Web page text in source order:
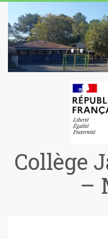
content
Collège
–